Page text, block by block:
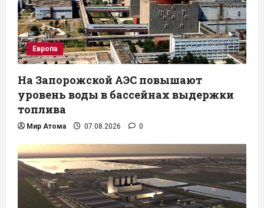
Европа
На Запорожской АЭС повышают
уровень воды в бассейнах выдержки
топлива
Мир Атома 07.08.2026 0